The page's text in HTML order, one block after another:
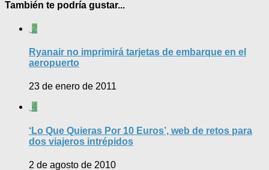
También te podría gustar...
2
Ryanair no imprimirá tarjetas de embarque en el
aeropuerto
23 de enero de 2011
4
‘Lo Que Quieras Por 10 Euros’, web de retos para
dos viajeros intrépidos
2 de agosto de 2010